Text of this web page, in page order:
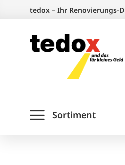
springen
tedox – Ihr Renovierungs-
Sortiment